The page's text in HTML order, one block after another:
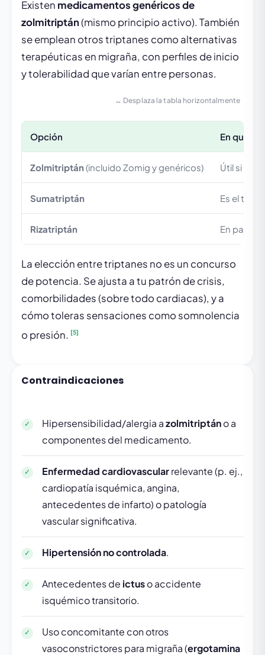
Existen medicamentos genéricos de
zolmitriptán(mismo principio activo). También
se emplean otros triptanes como alternativas
terapéuticas en migraña, con perfiles de inicio
y tolerabilidad que varían entre personas.
↔ Desplaza la tabla horizontalmente
Opción En qué
Zolmitriptán (incluido Zomig y genéricos) Útil si tu
Sumatriptán Es el
Rizatriptán En
La elección entre triptanes no es un concurso
de potencia. Se ajusta a tu patrón de crisis,
comorbilidades (sobre todo cardiacas), y a
cómo toleras sensaciones como somnolencia
o presión. [5]
Contraindicaciones
Hipersensibilidad/alergia azolmitriptáno a
componentes del medicamento.
Enfermedad cardiovascularrelevante (p. ej.,
cardiopatía isquémica, angina,
antecedentes de infarto) o patología
vascular significativa.
Hipertensión no controlada.
Antecedentes de ictuso accidente
isquémico transitorio.
Uso concomitante con otros
vasoconstrictores para migraña (ergotamina